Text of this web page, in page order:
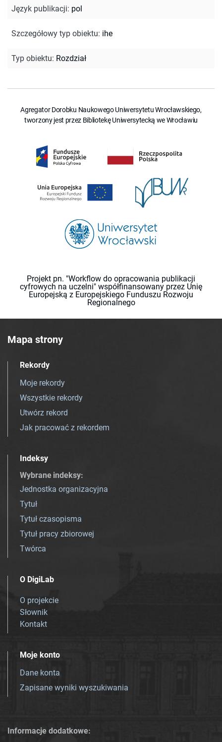
Język publikacji: pol
Szczegółowy typ obiektu: ihe
Typ obiektu: Rozdział
Agregator Dorobku Naukowego Uniwersytetu Wrocławskiego,
tworzony jest przez Bibliotekę Uniwersytecką we Wrocławiu
Projekt pn. "Workflow do opracowania publikacji
cyfrowych na uczelni" współfinansowany przez Unię
Europejską z Europejskiego Funduszu Rozwoju
Regionalnego
Mapa strony
Rekordy
Moje rekordy
Wszystkie rekordy
Utwórz rekord
Jak pracować z rekordem
Indeksy
Wybrane indeksy:
Jednostka organizacyjna
Tytuł
Tytuł czasopisma
Tytuł pracy zbiorowej
Twórca
O DigiLab
O projekcie
Słownik
Kontakt
Moje konto
Dane konta
Zapisane wyniki wyszukiwania
Informacje dodatkowe: